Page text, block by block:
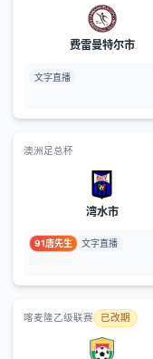
费雷曼特尔市
文字直播
澳洲足总杯
湾水市
91唐先生 文字直播
喀麦隆乙级联赛 已改期